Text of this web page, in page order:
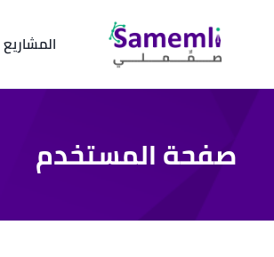
المشاريع
صفحة المستخدم